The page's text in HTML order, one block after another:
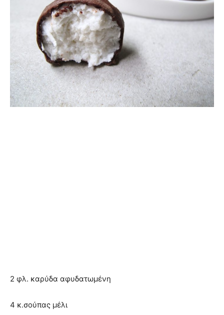
2 φλ. καρύδα αφυδατωμένη
4 κ.σούπας μέλι